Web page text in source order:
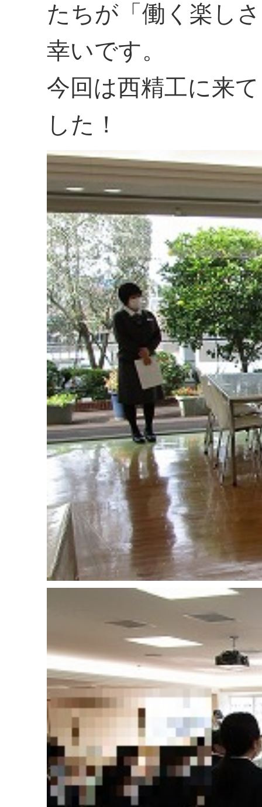
たちが「働く楽し
幸いです。
今回は西精工に来
した！